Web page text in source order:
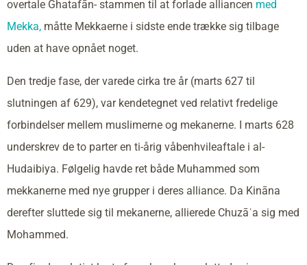
overtale Ghatafān- stammen til at forlade alliancen med
Mekka, måtte Mekkaerne i sidste ende trække sig tilbage
uden at have opnået noget.
Den tredje fase, der varede cirka tre år (marts 627 til
slutningen af 629), var kendetegnet ved relativt fredelige
forbindelser mellem muslimerne og mekanerne. I marts 628
underskrev de to parter en ti-årig våbenhvileaftale i al-
Hudaibiya. Følgelig havde ret både Muhammed som
mekkanerne med nye grupper i deres alliance. Da Kināna
derefter sluttede sig til mekanerne, allierede Chuzāʿa sig med
Mohammed.